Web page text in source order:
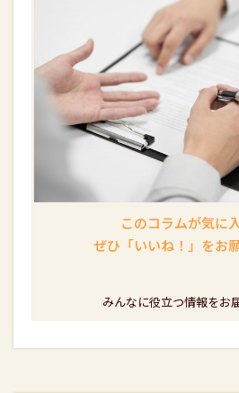
このコラムが気に
ぜひ「いいね！」をお
みんなに役立つ情報をお